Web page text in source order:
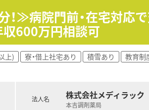
！≫病院門前・在宅対
600万円相談可
上) 寮・借上社宅あり 積雪あり 教育制
法人名 株式会社メディラック
本吉調剤薬局